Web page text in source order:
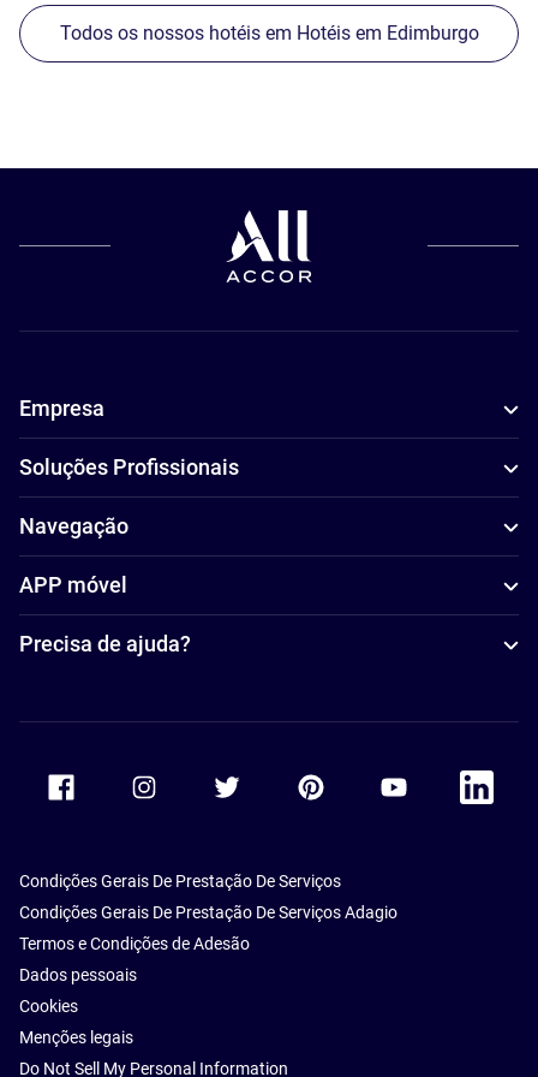
Todos os nossos hotéis em Hotéis em Edimburgo
Empresa
Soluções Profissionais
Navegação
APP móvel
Precisa de ajuda?
Accor Facebook Accor TwitterAccor PinterestAccor Youtube
Accor
Condições Gerais De Prestação De Serviços
Condições Gerais De Prestação De Serviços Adagio
Termos e Condições de Adesão
Dados pessoais
Cookies
Menções legais
Do Not Sell My Personal Information